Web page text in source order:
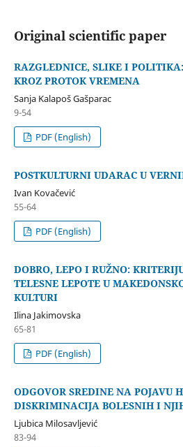
Original scientific paper
RAZGLEDNICE, SLIKE I
KROZ PROTOK VREMENA
Sanja Kalapoš Gašparac
9-54
PDF (English)
POSTKULTURNI UDARAC U
Ivan Kovačević
55-64
PDF (English)
DOBRO, LEPO I RUŽNO:
TELESNE LEPOTE U
KULTURI
Ilina Jakimovska
65-81
PDF (English)
ODGOVOR SREDINE NA POJAVU
DISKRIMINACIJA BOLESNIH I
Ljubica Milosavljević
83-94